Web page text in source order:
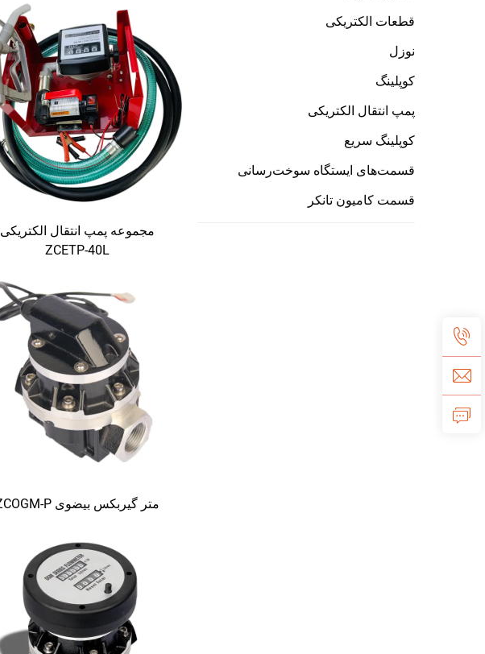
قطعات الکتریکی
نوزل
کوپلینگ
پمپ انتقال الکتریکی
کوپلینگ سریع
قسمت‌های ایستگاه سوخت‌رسانی
قسمت کامیون تانکر
مجموعه پمپ انتقال الکتریکی
ZCETP-40L
متر گیربکس بیضوی ZCOGM-P